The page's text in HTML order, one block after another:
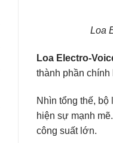
Loa
Loa Electro-
thành phần chính
Nhìn tổng thế,
hiện sự mạnh
công suất lớn.